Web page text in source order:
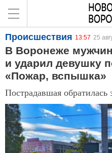
Происшествия 13:57 25
В Воронеже
и ударил девушку
«Пожар, вспышка»
Пострадавшая